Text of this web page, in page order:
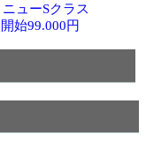
ューSクラス
始99.000円